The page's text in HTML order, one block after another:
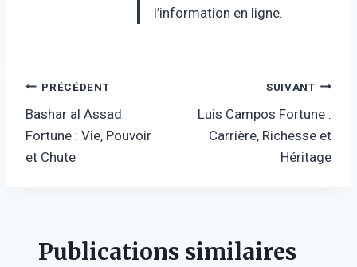
l’information en ligne.
Navigation
de
l’article
PRÉCÉDENT
Bashar al Assad
Fortune : Vie, Pouvoir
et Chute
SUIVANT
Luis Campos Fortune :
Carrière, Richesse et
Héritage
Publications similaires